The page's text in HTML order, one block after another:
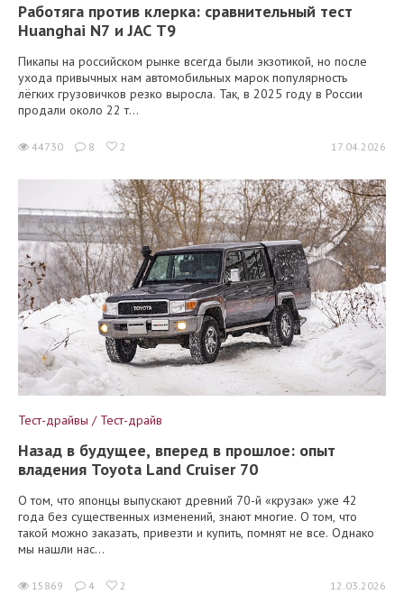
Работяга против клерка: сравнительный тест
Huanghai N7 и JAC T9
Пикапы на российском рынке всегда были экзотикой, но после
ухода привычных нам автомобильных марок популярность
лёгких грузовичков резко выросла. Так, в 2025 году в России
продали около 22 т...
44730 8 2 17.04.2026
Тест-драйвы / Тест-драйв
Назад в будущее, вперед в прошлое: опыт
владения Toyota Land Cruiser 70
О том, что японцы выпускают древний 70-й «крузак» уже 42
года без существенных изменений, знают многие. О том, что
такой можно заказать, привезти и купить, помнят не все. Однако
мы нашли нас...
15869 4 2 12.03.2026